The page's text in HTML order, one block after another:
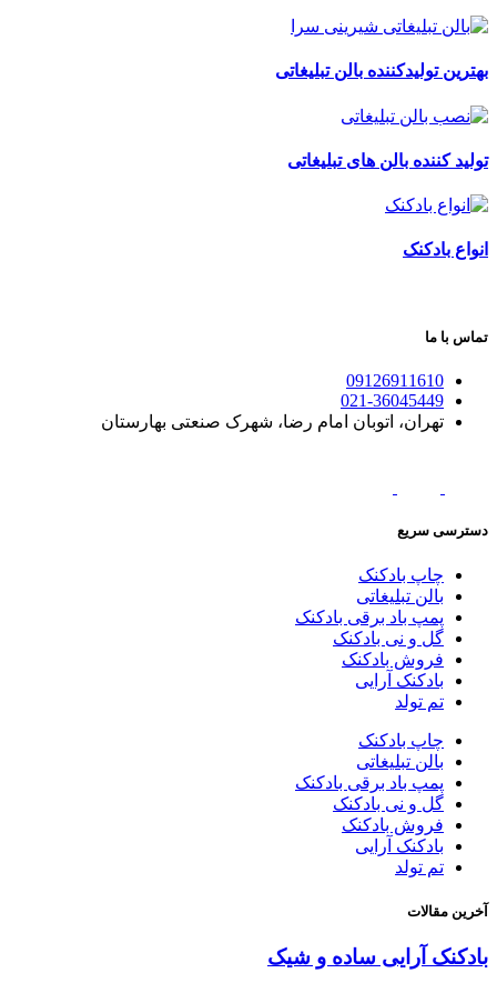
بهترین تولیدکننده بالن تبلیغاتی
تولید کننده بالن های تبلیغاتی
انواع بادکنک
تماس با ما
09126911610
021-36045449
تهران، اتوبان امام رضا، شهرک صنعتی بهارستان
دسترسی سریع
چاپ بادکنک
بالن تبلیغاتی
پمپ باد برقی بادکنک
گل و نی بادکنک
فروش بادکنک
بادکنک آرایی
تم تولد
چاپ بادکنک
بالن تبلیغاتی
پمپ باد برقی بادکنک
گل و نی بادکنک
فروش بادکنک
بادکنک آرایی
تم تولد
آخرین مقالات
بادکنک آرایی ساده و شیک